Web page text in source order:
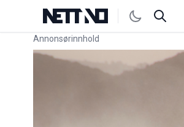
Annonsørinnhold
Link for annonse